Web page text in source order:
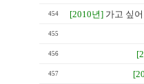
454 [2010년] 가고 싶
455
456
457